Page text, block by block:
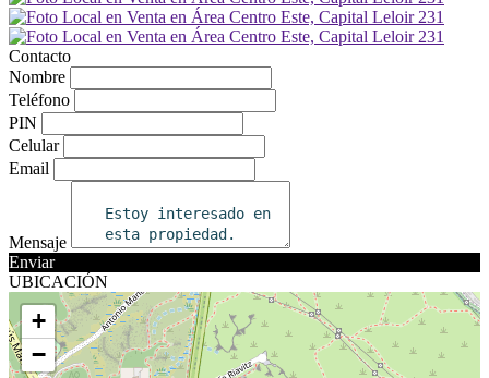
Contacto
Nombre
Teléfono
PIN
Celular
Email
Mensaje
Enviar
UBICACIÓN
+
−